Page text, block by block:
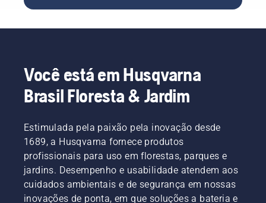
unidade
A mola
pode se
romper e
causar
graves.
frequência
ambientes
maneiras
drenar o
ambas
mostradas
neste
vídeo.
que
ocasionalmente
"fazem
uma
a
iniciativa
BioLife,
para
promover
jardins
reparar
gramado
Você está em Husqvarna
Brasil Floresta & Jardim
Estimulada pela paixão pela inovação desde
1689, a Husqvarna fornece produtos
profissionais para uso em florestas, parques e
jardins. Desempenho e usabilidade atendem aos
cuidados ambientais e de segurança em nossas
inovações de ponta, em que soluções a bateria e